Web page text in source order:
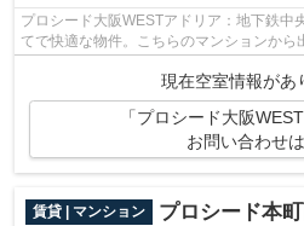
プロシード大阪WESTアドリア：地下鉄中
てで快適な物件。こちらのマンションか
現在空室情報があ
「プロシード大阪
お問い合わせ
賃貸 | マンション プロシード本